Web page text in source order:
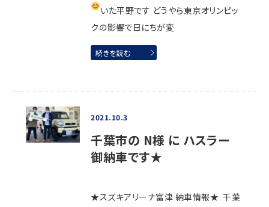
いた平野です どうやら東京オリンピッ
クの影響で日にちが変
続きを読む
2021.10.3
千葉市の N様 に ハスラー
御納車です★
★スズキアリーナ富津 納車情報★ 千葉